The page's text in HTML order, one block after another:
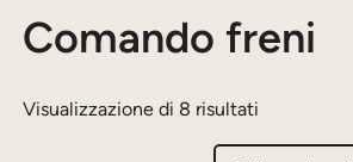
Comando freni
Visualizzazione di 8 risultati